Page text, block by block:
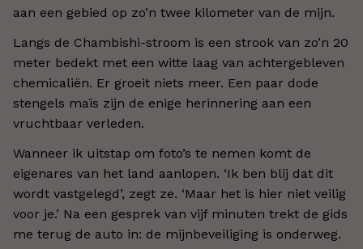
aan een gebied op zo’n twee kilometer van de mijn.
Langs de Chambishi-stroom is een strook van zo’n 20
meter bedekt met een witte laag van achtergebleven
chemicaliën. Er groeit niets meer. Een paar dode
stengels maïs zijn de enige herinnering aan een
vruchtbaar verleden.
Wanneer ik uitstap om foto’s te nemen komt de
eigenares van het land aanlopen. ‘Ik ben blij dat dit
wordt vastgelegd’, zegt ze. ‘Maar het is hier niet veilig
voor je.’ Na een gesprek van vijf minuten trekt de gids
me terug de auto in: de mijnbeveiliging is onderweg.